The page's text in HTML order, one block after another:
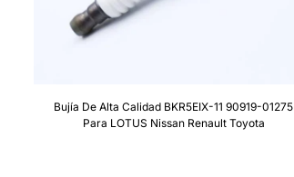
Bujía De Alta Calidad BKR5EIX-11 90919-01275
Para LOTUS Nissan Renault Toyota